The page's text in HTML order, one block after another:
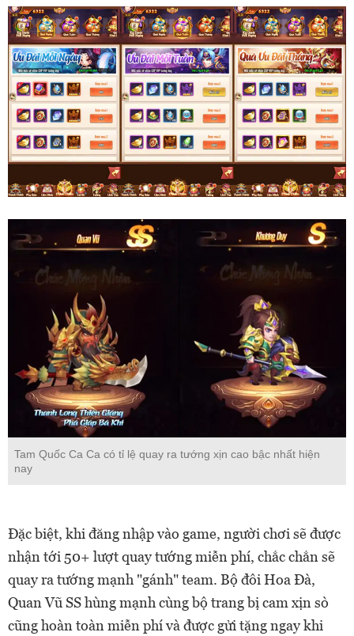
Tam Quốc Ca Ca có tỉ lệ quay ra tướng xịn cao bậc nhất hiện
nay
Đặc biệt, khi đăng nhập vào game, người chơi sẽ được
nhận tới 50+ lượt quay tướng miễn phí, chắc chắn sẽ
quay ra tướng mạnh "gánh" team. Bộ đôi Hoa Đà,
Quan Vũ SS hùng mạnh cùng bộ trang bị cam xịn sò
cũng hoàn toàn miễn phí và được gửi tặng ngay khi